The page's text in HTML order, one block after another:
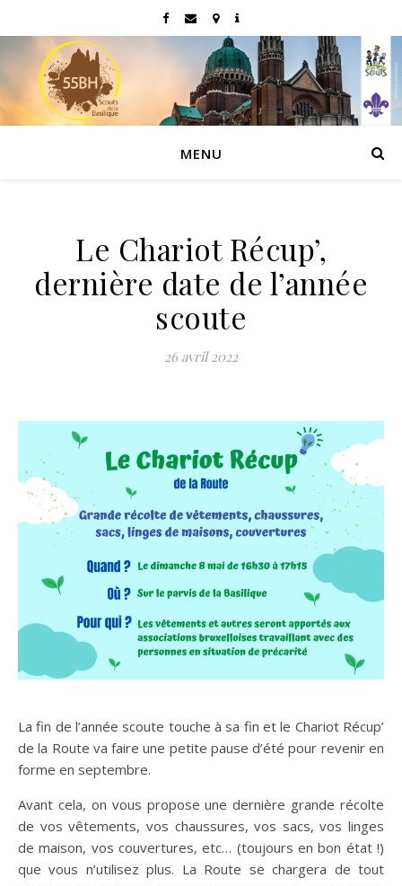
MENU
Le Chariot Récup’,
dernière date de l’année
scoute
26 avril 2022
La fin de l’année scoute touche à sa fin et le Chariot Récup’
de la Route va faire une petite pause d’été pour revenir en
forme en septembre.
Avant cela, on vous propose une dernière grande récolte
de vos vêtements, vos chaussures, vos sacs, vos linges
de maison, vos couvertures, etc… (toujours en bon état !)
que vous n’utilisez plus. La Route se chargera de tout